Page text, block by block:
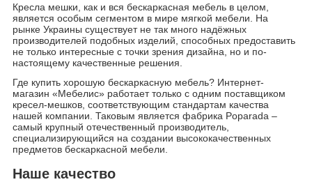
Кресла мешки, как и вся бескаркасная мебель в целом,
является особым сегментом в мире мягкой мебели. На
рынке Украины существует не так много надёжных
производителей подобных изделий, способных предоставить
не только интересные с точки зрения дизайна, но и по-
настоящему качественные решения.
Где купить хорошую бескаркасную мебель? Интернет-
магазин «Мебелис» работает только с одним поставщиком
кресел-мешков, соответствующим стандартам качества
нашей компании. Таковым является фабрика Poparada –
самый крупный отечественный производитель,
специализирующийся на создании высококачественных
предметов бескаркасной мебели.
Наше качество